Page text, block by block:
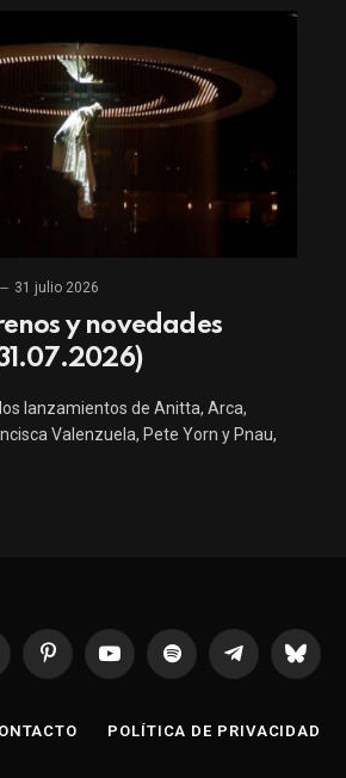
31 julio 2026
y novedades
lanzamientos de Anitta, Arca,
Valenzuela, Pete Yorn y Pnau,
PinterestYouTubeSpotify TelegramaBluesky
POLÍTICA DE PRIVACIDAD